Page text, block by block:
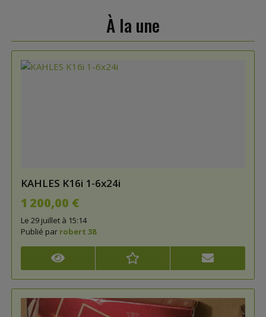
À la une
KAHLES K16i 1-6x24i
1 200,00 €
Le 29 juillet à 15:14
Publié par robert 38